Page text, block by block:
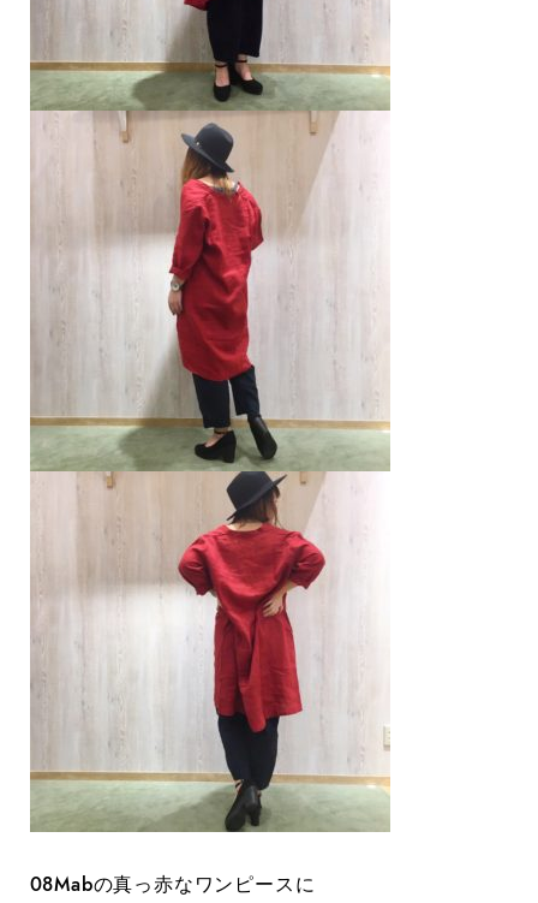
08Mabの真っ赤なワンピースに